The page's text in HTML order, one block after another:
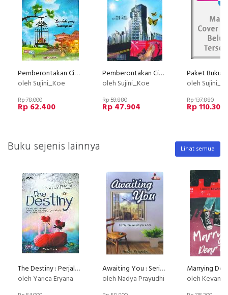
Pemberontakan Cinderella 2
oleh Sujini_Koe
Rp 78.000
Rp 62.400
Pemberontakan Cinderella : Awal Dari Sebuah Mimpi
oleh Sujini_Koe
Rp 59.880
Rp 47.904
oleh
Rp 137.880
Rp 110.304
Buku sejenis lainnya Lihat semua
The Destiny : Perjalanan Hati Merajut Cinta dan Kesetiaan
oleh Yarica Eryana
Awaiting You : Seribu Rasa Sebuah Penantian
oleh Nadya Prayudhi
oleh Kevan